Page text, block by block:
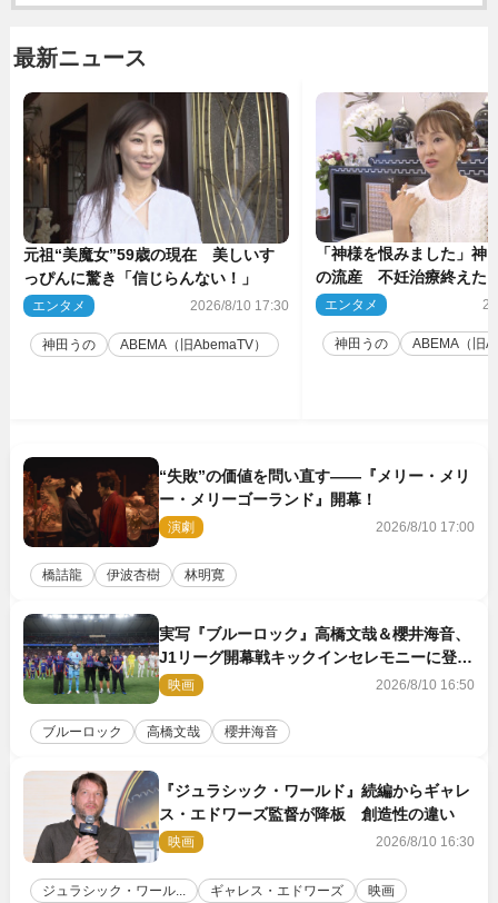
最新ニュース
元祖“美魔女”59歳の現在 美しいす
っぴんに驚き「信じらんない！」
エンタメ 2026/8/10 17:30
神田うの ABEMA（旧AbemaTV）
「神様を恨みました」神
の流産 不妊治療終えた
エンタメ
神田うの ABEMA（旧
“失敗”の価値を問い直す――『メリー・メリ
ー・メリーゴーランド』開幕！
演劇 2026/8/10 17:00
橋詰龍 伊波杏樹 林明寛
実写『ブルーロック』高橋文哉＆櫻井海音、
J1リーグ開幕戦キックインセレモニーに登場
＆喜びの声到着
映画 2026/8/10 16:50
ブルーロック 高橋文哉 櫻井海音
『ジュラシック・ワールド』続編からギャレ
ス・エドワーズ監督が降板 創造性の違い
映画 2026/8/10 16:30
ジュラシック・ワール... ギャレス・エドワーズ 映画